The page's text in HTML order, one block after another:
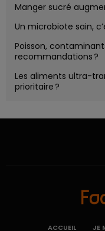
Manger sucré
Un microbiote sain,
Poisson,
recommandations ?
Les aliments ultra-
prioritaire ?
ACCUEIL JE